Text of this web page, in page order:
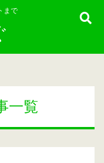
まで
一覧